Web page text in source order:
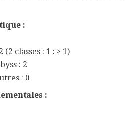
:
classes : 1 ; > 1)
: 2
: 0
: